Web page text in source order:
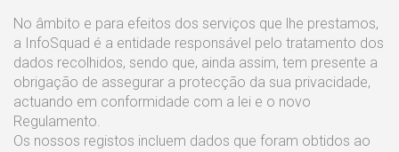
No âmbito e para efeitos dos serviços que lhe prestamos,
a InfoSquad é a entidade responsável pelo tratamento dos
dados recolhidos, sendo que, ainda assim, tem presente a
obrigação de assegurar a protecção da sua privacidade,
actuando em conformidade com a lei e o novo
Regulamento.
Os nossos registos incluem dados que foram obtidos ao